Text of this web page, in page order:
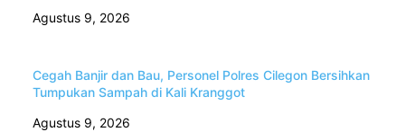
Agustus 9, 2026
Cegah Banjir dan Bau, Personel Polres Cilegon Bersihkan
Tumpukan Sampah di Kali Kranggot
Agustus 9, 2026